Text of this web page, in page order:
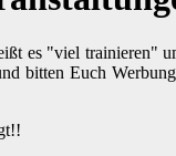
es "viel trainieren"
bitten Euch